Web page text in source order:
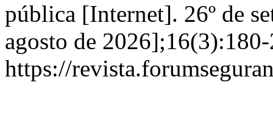
pública [Internet]. 26º de
agosto de
https://